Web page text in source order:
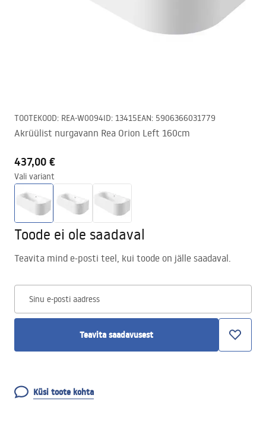
TOOTEKOOD: REA-W0094ID: 13415EAN: 5906366031779
Akrüülist nurgavann Rea Orion Left 160cm
437,00 €
Vali variant
Toode ei ole saadaval
Teavita mind e-posti teel, kui toode on jälle saadaval.
Sinu e-posti aadress
Teavita saadavusest
Küsi toote kohta